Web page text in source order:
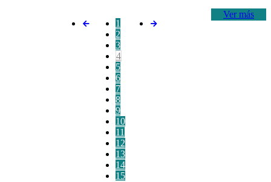
Ver más
1
2
3
4
5
6
7
8
9
10
11
12
13
14
15